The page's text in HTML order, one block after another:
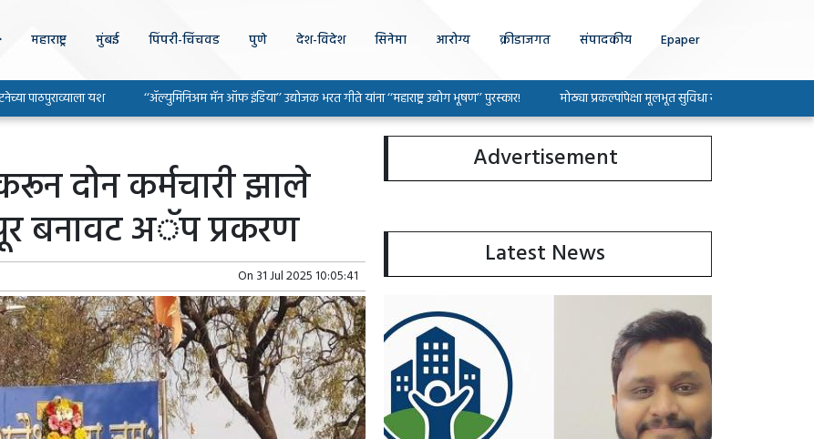
महाराष्ट्र मुंबई पिंपरी-चिंचवड पुणे देश-विदेश सिनेमा आरोग्य क्रीडाजगत संपादकीय Epaper
यश ‘‘ॲल्युमिनिअम मॅन ऑफ इंडिया’’ उद्योजक भरत गीते यांना ‘‘महाराष्ट्र उद्योग भूषण’’ पुरस्कार! मोठ्या प्रकल्पांपेक्षा मूलभूत सुविधा सोडविण्यावर भर द्या : खासदार
दोन कर्मचारी झाले
बनावट अॅप प्रकरण
On 31 Jul 2025 10:05:41
Advertisement
Latest News